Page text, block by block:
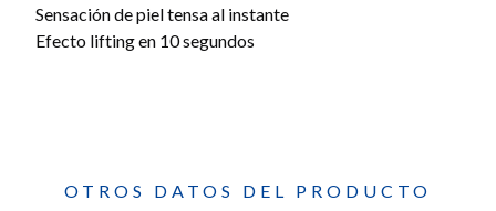
Sensación de piel tensa al instante
Efecto lifting en 10 segundos
OTROS DATOS DEL PRODUCTO